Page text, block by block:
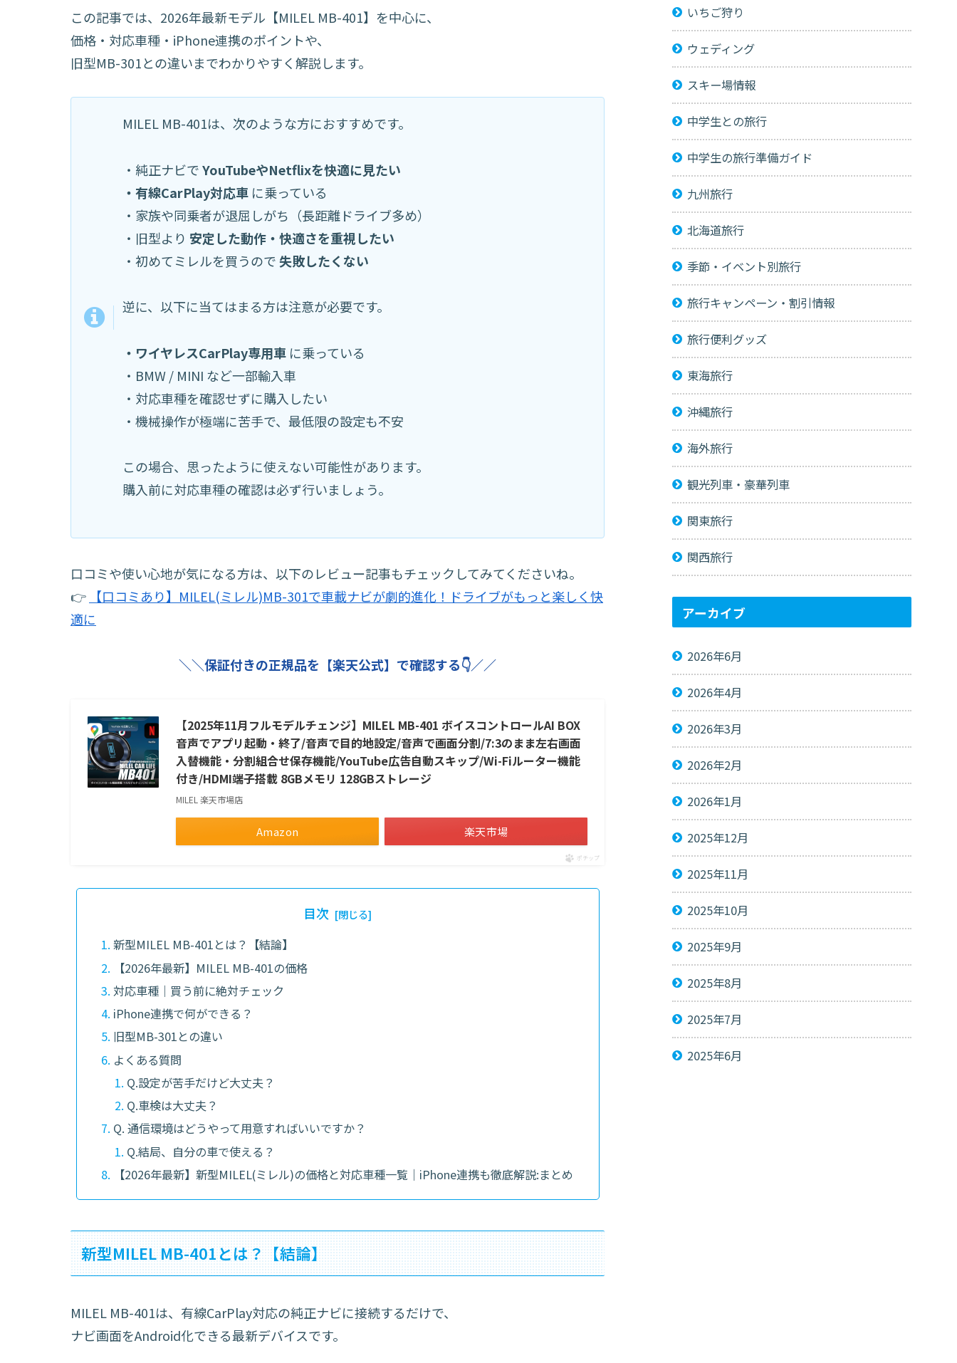
この記事では、2026年最新モデル【MILEL MB-401】を中心に、
価格・対応車種・iPhone連携のポイントや、
旧型MB-301との違いまでわかりやすく解説します。
MILEL MB-401は、次のような方におすすめです。
・純正ナビでYouTubeやNetflixを快適に見たい
・有線CarPlay対応車 に乗っている
・家族や同乗者が退屈しがち（長距離ドライブ多め）
・旧型より 安定した動作・快適さを重視したい
・初めてミレルを買うので失敗したくない
逆に、以下に当てはまる方は注意が必要です。
・ワイヤレスCarPlay専用車 に乗っている
・BMW / MINI など一部輸入車
・対応車種を確認せずに購入したい
・機械操作が極端に苦手で、最低限の設定も不安
この場合、思ったように使えない可能性があります。
購入前に対応車種の確認は必ず行いましょう。
口コミや使い心地が気になる方は、以下のレビュー記事もチェックしてみてくださいね。
👉
【口コミあり】MILEL(ミレル)MB-301で車載ナビが劇的進化！ドライブがもっと楽しく快
適に
＼＼保証付きの正規品を【楽天公式】で確認する👇／／
【2025年11月フルモデルチェンジ】MILEL MB-401 ボイスコントロールAI BOX
音声でアプリ起動・終了/音声で目的地設定/音声で画面分割/7:3のまま左右画面
入替機能・分割組合せ保存機能/YouTube広告自動スキップ/Wi-Fiルーター機能
付き/HDMI端子搭載 8GBメモリ 128GBストレージ
MILEL 楽天市場店
Amazon 楽天市場
ポチップ
目次
新型MILEL MB-401とは？【結論】
【2026年最新】MILEL MB-401の価格
対応車種｜買う前に絶対チェック
iPhone連携で何ができる？
旧型MB-301との違い
よくある質問
Q.設定が苦手だけど大丈夫？
Q.車検は大丈夫？
Q. 通信環境はどうやって用意すればいいですか？
Q.結局、自分の車で使える？
【2026年最新】新型MILEL(ミレル)の価格と対応車種一覧｜iPhone連携も徹底解説:まとめ
新型MILEL MB-401とは？【結論】
MILEL MB-401は、有線CarPlay対応の純正ナビに接続するだけで、
ナビ画面をAndroid化できる最新デバイスです。
いちご狩り
ウェディング
スキー場情報
中学生との旅行
中学生の旅行準備ガイド
九州旅行
北海道旅行
季節・イベント別旅行
旅行キャンペーン・割引情報
旅行便利グッズ
東海旅行
沖縄旅行
海外旅行
観光列車・豪華列車
関東旅行
関西旅行
アーカイブ
2026年6月
2026年4月
2026年3月
2026年2月
2026年1月
2025年12月
2025年11月
2025年10月
2025年9月
2025年8月
2025年7月
2025年6月